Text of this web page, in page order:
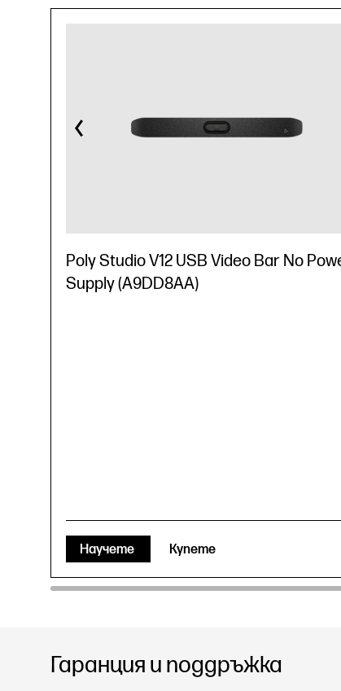
Poly Studio V12 USB Video Bar No
Supply (A9DD8AA)
Научете Купете
Гаранция и поддръжка